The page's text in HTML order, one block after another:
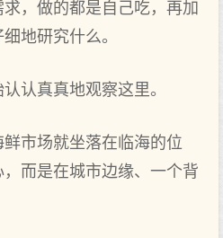
，做的都是自己吃，再加
地研究什么。
认真真地观察这里。
市场就坐落在临海的位
而是在城市边缘、一个背